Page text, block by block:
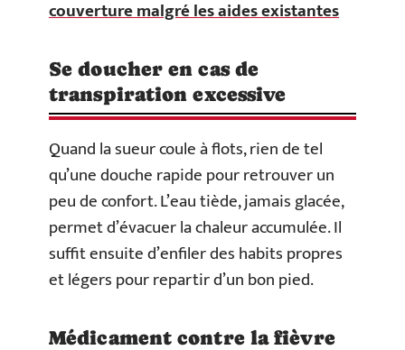
couverture malgré les aides existantes
Se doucher en cas de
transpiration excessive
Quand la sueur coule à flots, rien de tel
qu’une douche rapide pour retrouver un
peu de confort. L’eau tiède, jamais glacée,
permet d’évacuer la chaleur accumulée. Il
suffit ensuite d’enfiler des habits propres
et légers pour repartir d’un bon pied.
Médicament contre la fièvre